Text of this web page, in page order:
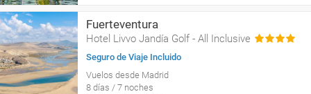
Fuerteventura
Hotel Livvo Jandía Golf - All Inclusive
Seguro de Viaje Incluido
Vuelos desde Madrid
8 días / 7 noches